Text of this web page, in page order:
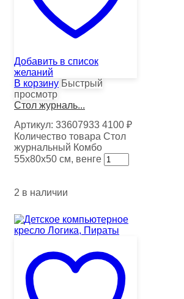
Добавить в список
желаний
В корзину Быстрый
просмотр
Стол журналь...
Артикул: 33607933 4100 ₽
Количество товара Стол
журнальный Комбо
55х80х50 см, венге
2 в наличии